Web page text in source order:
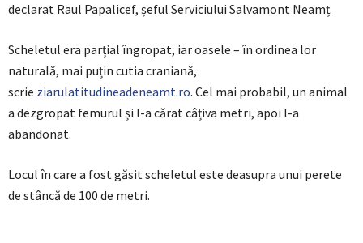
declarat Raul Papalicef, șeful Serviciului Salvamont Neamț.
Scheletul era parțial îngropat, iar oasele – în ordinea lor
naturală, mai puțin cutia craniană,
scrie ziarulatitudineadeneamt.ro. Cel mai probabil, un animal
a dezgropat femurul și l-a cărat câțiva metri, apoi l-a
abandonat.
Locul în care a fost găsit scheletul este deasupra unui perete
de stâncă de 100 de metri.